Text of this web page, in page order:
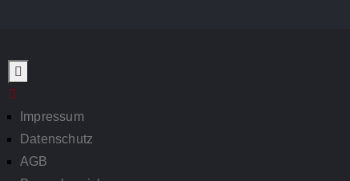
Impressum
Datenschutz
AGB